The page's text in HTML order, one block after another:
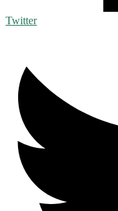
Twitter